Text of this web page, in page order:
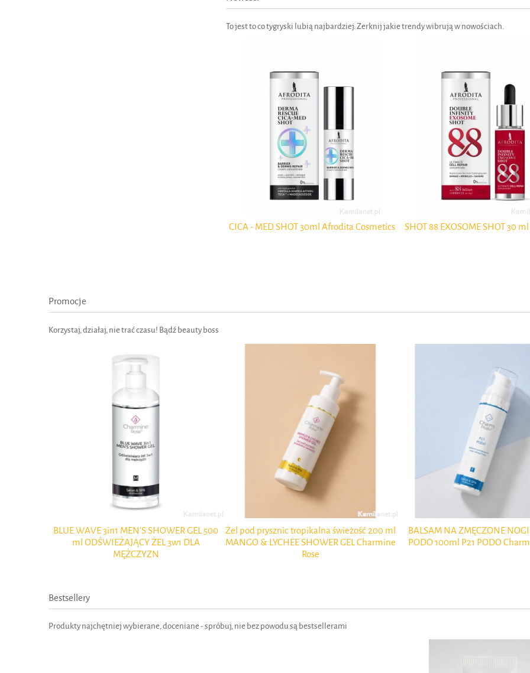
To jest to co tygryski lubią najbardziej. Zerknij jakie trendy wibrują w nowościach.
CICA - MED SHOT 30ml Afrodita Cosmetics SHOT 88 EXOSOME SHOT 30
Promocje
Korzystaj, działaj, nie trać czasu! Bądź beauty boss
BLUE WAVE 3in1 MEN'S SHOWER GEL 500
ml ODŚWIEŻAJĄCY ŻEL 3w1 DLA
MĘŻCZYZN
Żel pod prysznic tropikalna świeżość 200 ml
MANGO & LYCHEE SHOWER GEL Charmine
Rose
BALSAM NA ZMĘCZONE NOGI
PODO 100ml P21 PODO
Bestsellery
Produkty najchętniej wybierane, doceniane - spróbuj, nie bez powodu są bestsellerami